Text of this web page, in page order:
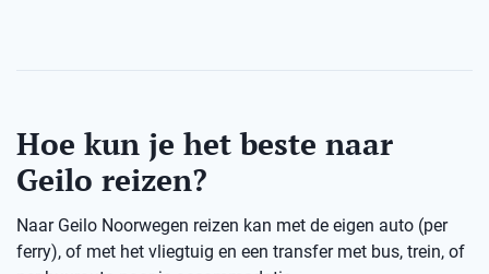
Hoe kun je het beste naar
Geilo reizen?
Naar Geilo Noorwegen reizen kan met de eigen auto (per
ferry), of met het vliegtuig en een transfer met bus, trein, of